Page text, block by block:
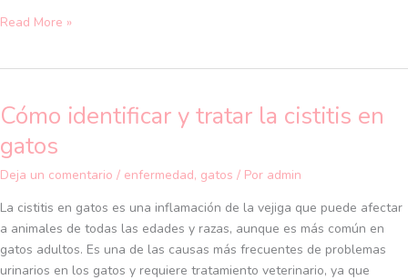
Read More »
Cómo identificar y tratar la cistitis en
gatos
Deja un comentario / enfermedad, gatos / Por admin
La cistitis en gatos es una inflamación de la vejiga que puede afectar
a animales de todas las edades y razas, aunque es más común en
gatos adultos. Es una de las causas más frecuentes de problemas
urinarios en los gatos y requiere tratamiento veterinario, ya que
Cómo
y
tratar
cistitis
en
gatos